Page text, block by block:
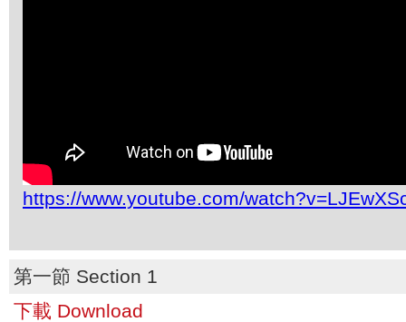
https://www.youtube.com/
第一節 Section 1
下載 Download